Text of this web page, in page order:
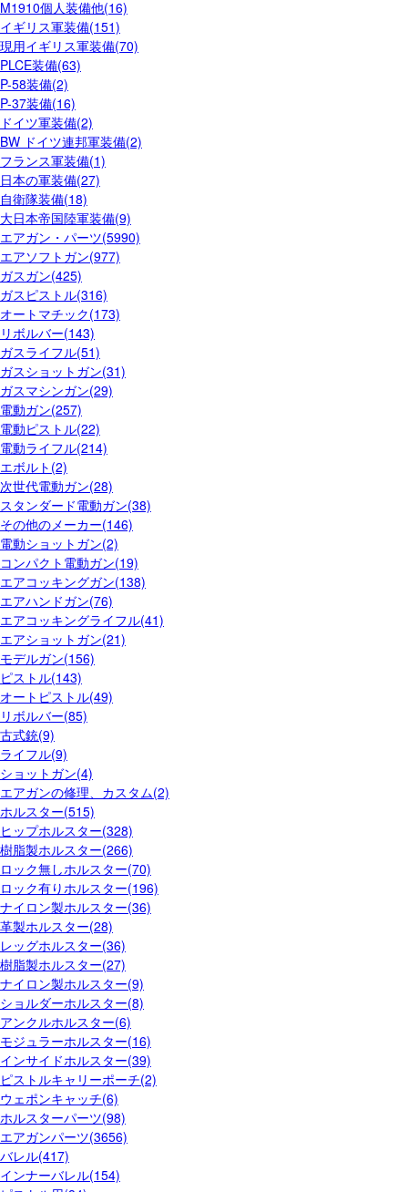
M1910個人装備他(16)
イギリス軍装備(151)
現用イギリス軍装備(70)
PLCE装備(63)
P-58装備(2)
P-37装備(16)
ドイツ軍装備(2)
BW ドイツ連邦軍装備(2)
フランス軍装備(1)
日本の軍装備(27)
自衛隊装備(18)
大日本帝国陸軍装備(9)
エアガン・パーツ(5990)
エアソフトガン(977)
ガスガン(425)
ガスピストル(316)
オートマチック(173)
リボルバー(143)
ガスライフル(51)
ガスショットガン(31)
ガスマシンガン(29)
電動ガン(257)
電動ピストル(22)
電動ライフル(214)
エボルト(2)
次世代電動ガン(28)
スタンダード電動ガン(38)
その他のメーカー(146)
電動ショットガン(2)
コンパクト電動ガン(19)
エアコッキングガン(138)
エアハンドガン(76)
エアコッキングライフル(41)
エアショットガン(21)
モデルガン(156)
ピストル(143)
オートピストル(49)
リボルバー(85)
古式銃(9)
ライフル(9)
ショットガン(4)
エアガンの修理、カスタム(2)
ホルスター(515)
ヒップホルスター(328)
樹脂製ホルスター(266)
ロック無しホルスター(70)
ロック有りホルスター(196)
ナイロン製ホルスター(36)
革製ホルスター(28)
レッグホルスター(36)
樹脂製ホルスター(27)
ナイロン製ホルスター(9)
ショルダーホルスター(8)
アンクルホルスター(6)
モジュラーホルスター(16)
インサイドホルスター(39)
ピストルキャリーポーチ(2)
ウェポンキャッチ(6)
ホルスターパーツ(98)
エアガンパーツ(3656)
バレル(417)
インナーバレル(154)